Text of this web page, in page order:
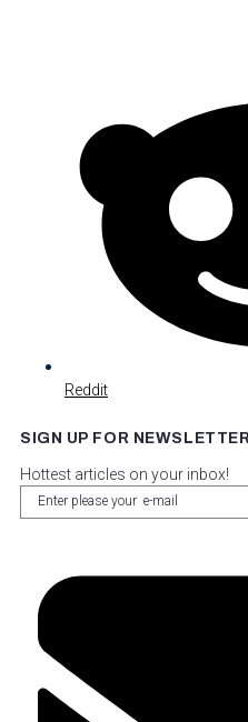
Reddit
SIGN UP FOR NEWSLETTER
Hottest articles on your inbox!